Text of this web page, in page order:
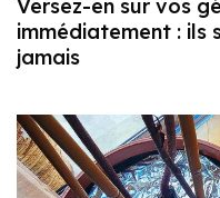
Versez-en sur vos
immédiatement : ils
jamais